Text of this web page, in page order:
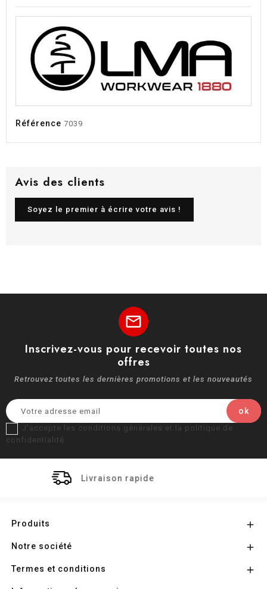
Référence 7039
Avis des clients
Soyez le premier à écrire votre avis !
mail
Inscrivez-vous pour recevoir toutes nos
offres
Retrouvez toutes les dernières promotions et les nouveautés
J'accepte les conditions générales et la politique de
confidentialité
Produits 
Notre société 
Termes et conditions 